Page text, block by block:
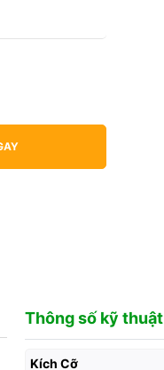
Thông số kỹ thuật
Kích Cỡ